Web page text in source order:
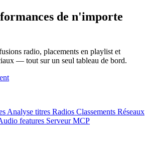
de n'importe
radio, placements en playlist et
— tout sur un seul tableau de bord.
Analyse titres Radios Classements Réseaux
features Serveur MCP